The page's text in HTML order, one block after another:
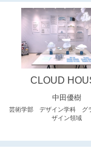
CLOUD
中田優樹
芸術学部 デザイン学科 グ
ザイン領域